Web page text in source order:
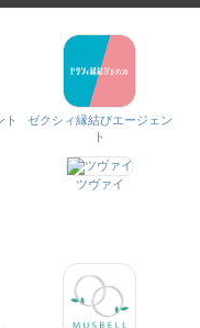
ト
ゼクシィ縁結びエージェン
ト
ツヴァイ